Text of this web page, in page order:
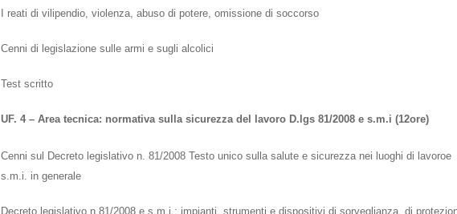
I reati di vilipendio, violenza, abuso di potere, omissione di soccorso
Cenni di legislazione sulle armi e sugli alcolici
Test scritto
UF. 4 – Area tecnica: normativa sulla sicurezza del lavoro D.lgs 81/2008 e s.m.i (12ore)
Cenni sul Decreto legislativo n. 81/2008 Testo unico sulla salute e sicurezza nei luoghi di lavoroe
s.m.i. in generale
Decreto legislativo n.81/2008 e s.m.i.: impianti, strumenti e dispositivi di sorveglianza, di